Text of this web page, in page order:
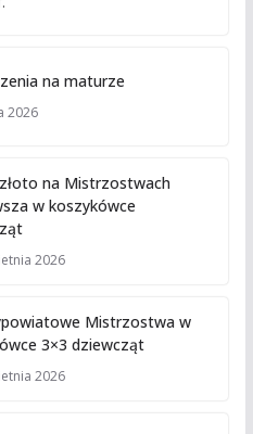
na maturze
2026
na Mistrzostwach
w koszykówce
2026
Mistrzostwa w
3×3 dziewcząt
2026